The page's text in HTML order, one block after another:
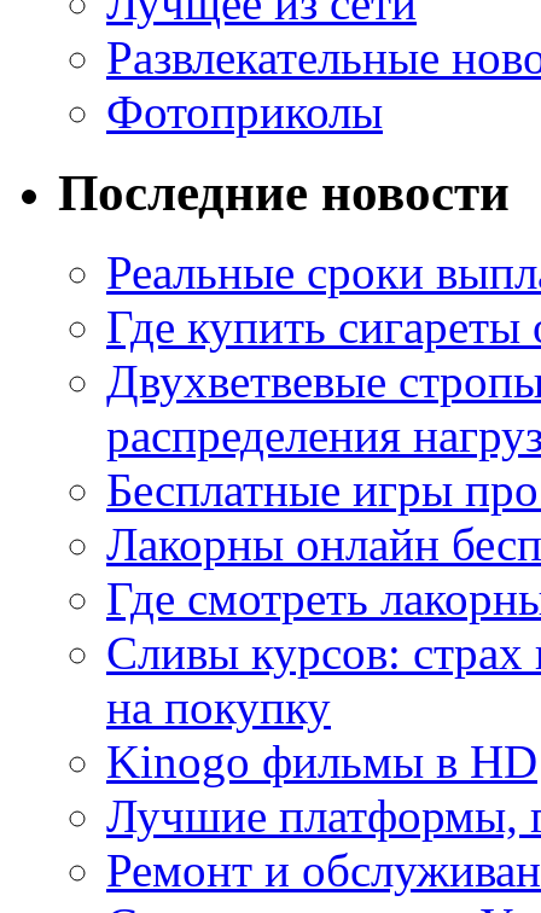
Развлекательные
Фотоприколы
Последние новости
Реальные сроки
Где купить
Двухветвевые
распределения
Бесплатные игры
Лакорны онлайн
Где смотреть
Сливы курсов:
на покупку
Kinogo фильмы в HD
Лучшие платформы,
Ремонт и